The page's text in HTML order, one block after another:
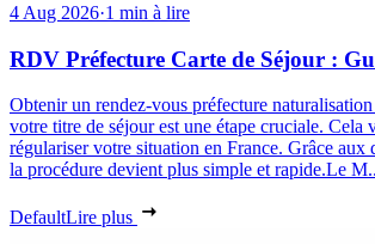
4 Aug 2026·1 min à lire
RDV Préfecture Carte de Séjour :
Obtenir un rendez-vous préfecture
votre titre de séjour est une étape cruciale. Cela
régulariser votre situation en France. Grâce aux
la procédure devient plus simple et rapide.Le
DefaultLire plus